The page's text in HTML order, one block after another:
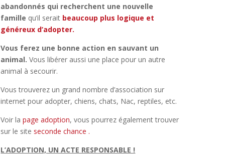
abandonnés qui recherchent une nouvelle
famille qu’il serait beaucoup plus logique et
généreux d’adopter.
Vous ferez une bonne action en sauvant un
animal.Vous libérer aussi une place pour un autre
animal à secourir.
Vous trouverez un grand nombre d’association sur
internet pour adopter, chiens, chats, Nac, reptiles, etc.
Voir lapage adoption, vous pourrez également trouver
sur le site seconde chance .
L’ADOPTION, UN ACTE RESPONSABLE !